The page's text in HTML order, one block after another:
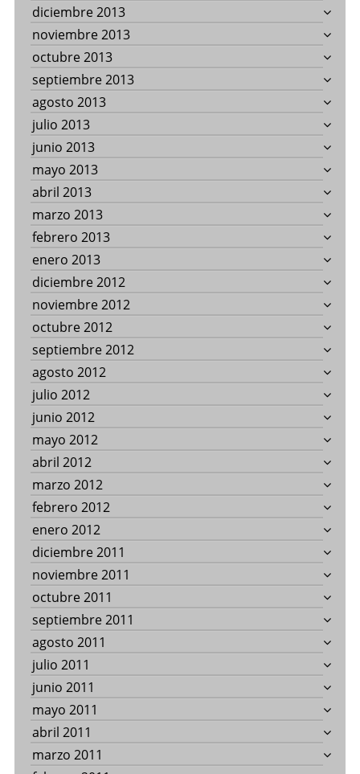
diciembre 2013
noviembre 2013
octubre 2013
septiembre 2013
agosto 2013
julio 2013
junio 2013
mayo 2013
abril 2013
marzo 2013
febrero 2013
enero 2013
diciembre 2012
noviembre 2012
octubre 2012
septiembre 2012
agosto 2012
julio 2012
junio 2012
mayo 2012
abril 2012
marzo 2012
febrero 2012
enero 2012
diciembre 2011
noviembre 2011
octubre 2011
septiembre 2011
agosto 2011
julio 2011
junio 2011
mayo 2011
abril 2011
marzo 2011